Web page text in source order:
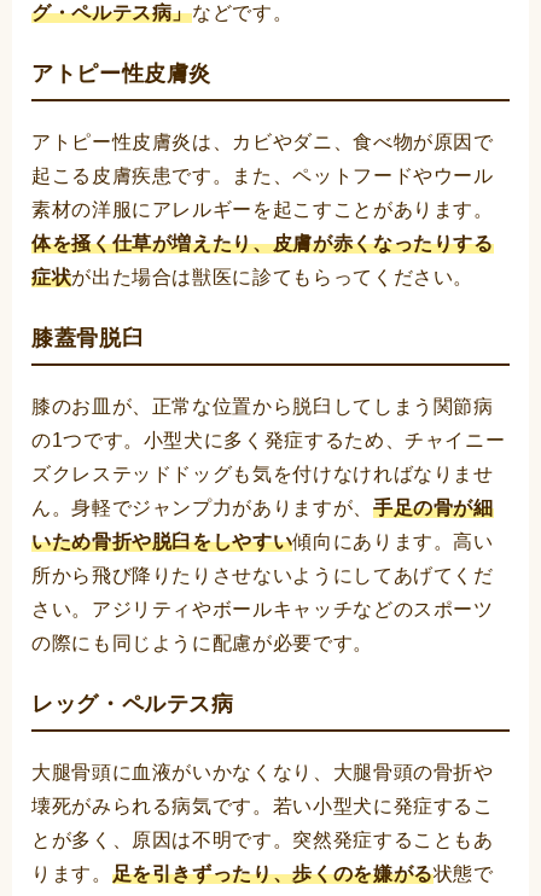
グ・ペルテス病」などです。
アトピー性皮膚炎
アトピー性皮膚炎は、カビやダニ、食べ物が原因で
起こる皮膚疾患です。また、ペットフードやウール
素材の洋服にアレルギーを起こすことがあります。
体を掻く仕草が増えたり、皮膚が赤くなったりする
症状が出た場合は獣医に診てもらってください。
膝蓋骨脱臼
膝のお皿が、正常な位置から脱臼してしまう関節病
の1つです。小型犬に多く発症するため、チャイニー
ズクレステッドドッグも気を付けなければなりませ
ん。身軽でジャンプ力がありますが、 手足の骨が細
いため骨折や脱臼をしやすい傾向にあります。高い
所から飛び降りたりさせないようにしてあげてくだ
さい。アジリティやボールキャッチなどのスポーツ
の際にも同じように配慮が必要です。
レッグ・ペルテス病
大腿骨頭に血液がいかなくなり、大腿骨頭の骨折や
壊死がみられる病気です。若い小型犬に発症するこ
とが多く、原因は不明です。突然発症することもあ
ります。 足を引きずったり、歩くのを嫌がる状態で